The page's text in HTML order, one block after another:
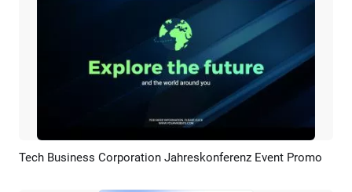
Vorschau KI Erstellen
Tech Business Corporation Jahreskonferenz Event Promo